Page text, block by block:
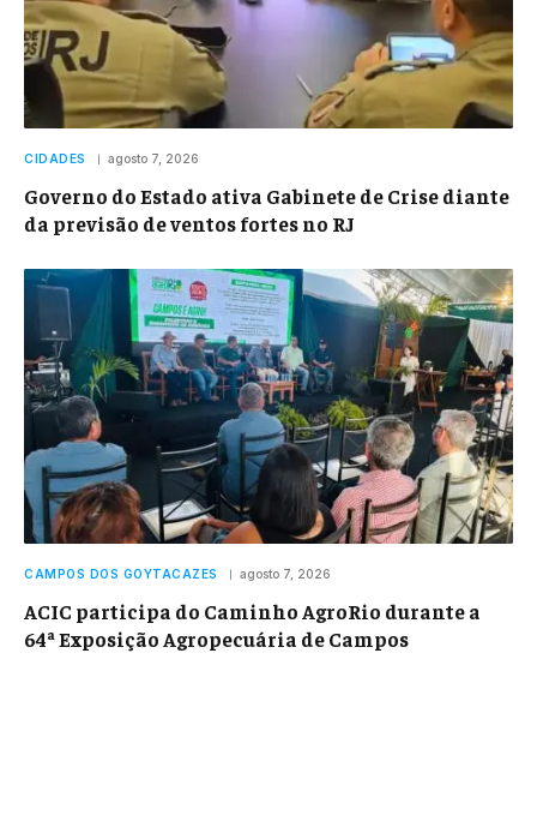
CIDADES agosto 7, 2026
Governo do Estado ativa Gabinete de Crise diante
da previsão de ventos fortes no RJ
CAMPOS DOS GOYTACAZES agosto 7, 2026
ACIC participa do Caminho AgroRio durante a
64ª Exposição Agropecuária de Campos